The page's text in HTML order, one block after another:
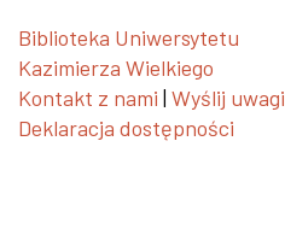
Biblioteka Uniwersytetu
Kazimierza Wielkiego
Kontakt z nami | Wyślij uwagi
Deklaracja dostępności